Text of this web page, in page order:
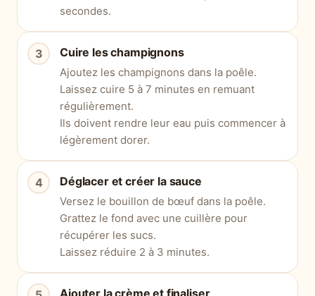
secondes.
Cuire les champignons
Ajoutez les champignons dans la poêle.
Laissez cuire 5 à 7 minutes en remuant
régulièrement.
Ils doivent rendre leur eau puis commencer à
légèrement dorer.
Déglacer et créer la sauce
Versez le bouillon de bœuf dans la poêle.
Grattez le fond avec une cuillère pour
récupérer les sucs.
Laissez réduire 2 à 3 minutes.